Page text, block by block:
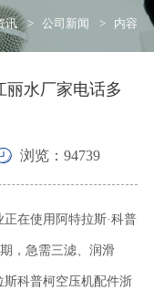
讯 公司新闻 内容
丽水厂家电话多
浏览：94739
在使用阿特拉斯·科普
，急需三滤、润滑
科普柯空压机配件浙